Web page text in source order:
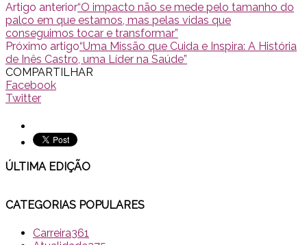
Artigo anterior“O impacto não se mede pelo tamanho do
palco em que estamos, mas pelas vidas que
conseguimos tocar e transformar”
Próximo artigo“Uma Missão que Cuida e Inspira: A História
de Inês Castro, uma Líder na Saúde”
COMPARTILHAR
Facebook
Twitter
ÚLTIMA EDIÇÃO
CATEGORIAS POPULARES
Carreira361